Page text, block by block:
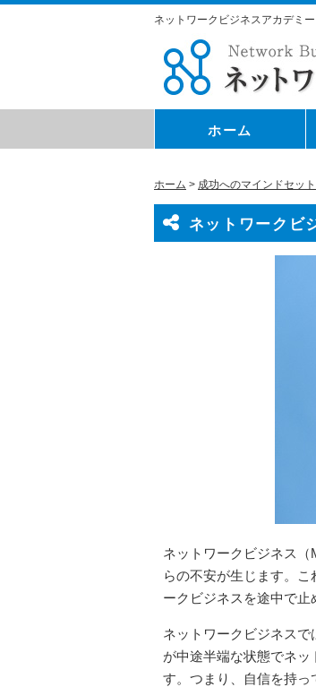
ネットワークビジネスアカデミ
ホーム
ホーム > 成功へのマインドセット
ネットワークビ
ネットワークビジネス
らの不安が生じます。
ークビジネスを途中で止
ネットワークビジネス
が中途半端な状態でネ
す。つまり、自信を持っ